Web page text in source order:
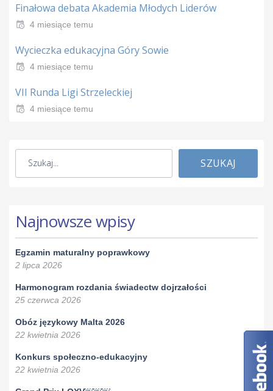
Finałowa debata Akademia Młodych Liderów
4 miesiące temu
Wycieczka edukacyjna Góry Sowie
4 miesiące temu
VII Runda Ligi Strzeleckiej
4 miesiące temu
SZUKAJ
Najnowsze wpisy
Egzamin maturalny poprawkowy
2 lipca 2026
Harmonogram rozdania świadectw dojrzałości
25 czerwca 2026
Obóz językowy Malta 2026
22 kwietnia 2026
Konkurs społeczno-edukacyjny
22 kwietnia 2026